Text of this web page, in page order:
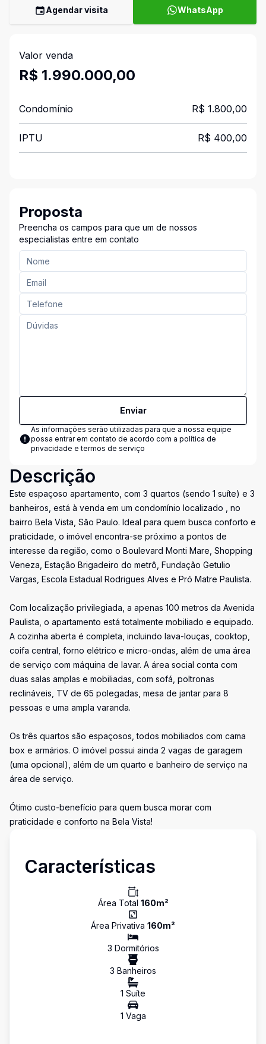
Agendar visita WhatsApp
Valor venda
R$ 1.990.000,00
Condomínio R$ 1.800,00
IPTU R$ 400,00
Proposta
Preencha os campos para que um de nossos
especialistas entre em contato
Enviar
As informações serão utilizadas para que a nossa equipe
possa entrar em contato de acordo com a política de
privacidade e termos de serviço
Descrição
Este espaçoso apartamento, com 3 quartos (sendo 1 suíte) e 3
banheiros, está à venda em um condomínio localizado , no
bairro Bela Vista, São Paulo. Ideal para quem busca conforto e
praticidade, o imóvel encontra-se próximo a pontos de
interesse da região, como o Boulevard Monti Mare, Shopping
Veneza, Estação Brigadeiro do metrô, Fundação Getulio
Vargas, Escola Estadual Rodrigues Alves e Pró Matre Paulista.
Com localização privilegiada, a apenas 100 metros da Avenida
Paulista, o apartamento está totalmente mobiliado e equipado.
A cozinha aberta é completa, incluindo lava-louças, cooktop,
coifa central, forno elétrico e micro-ondas, além de uma área
de serviço com máquina de lavar. A área social conta com
duas salas amplas e mobiliadas, com sofá, poltronas
reclináveis, TV de 65 polegadas, mesa de jantar para 8
pessoas e uma ampla varanda.
Os três quartos são espaçosos, todos mobiliados com cama
box e armários. O imóvel possui ainda 2 vagas de garagem
(uma opcional), além de um quarto e banheiro de serviço na
área de serviço.
Ótimo custo-benefício para quem busca morar com
praticidade e conforto na Bela Vista!
Características
Área Total 160m²
Área Privativa 160m²
3 Dormitórios
3 Banheiros
1 Suíte
1 Vaga